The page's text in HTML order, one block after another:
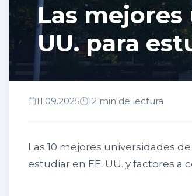
Las mejores
UU. para
11.09.2025 12 min de lectura
Las 10 mejores universidades
estudiar en EE. UU. y factores a